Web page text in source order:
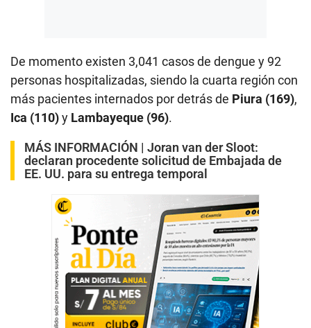
De momento existen 3,041 casos de dengue y 92
personas hospitalizadas, siendo la cuarta región con
más pacientes internados por detrás de Piura (169),
Ica (110)y Lambayeque (96).
MÁS INFORMACIÓN | Joran van der Sloot:
declaran procedente solicitud de Embajada de
EE. UU. para su entrega temporal